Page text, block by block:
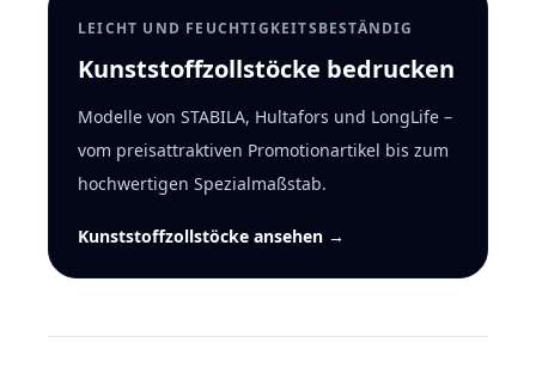
LEICHT UND FEUCHTIGKEITSBESTÄNDIG
Kunststoffzollstöcke bedrucken
Modelle von STABILA, Hultafors und LongLife –
vom preisattraktiven Promotionartikel bis zum
hochwertigen Spezialmaßstab.
Kunststoffzollstöcke ansehen →